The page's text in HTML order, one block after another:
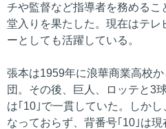
チや監督など指導者を務める
堂入りを果たした。現在はテレ
ーとしても活躍している。
張本は1959年に浪華商業高校
団。その後、巨人、ロッテと3
は｢10｣で一貫していた。しか
なっておらず、背番号｢10｣は現